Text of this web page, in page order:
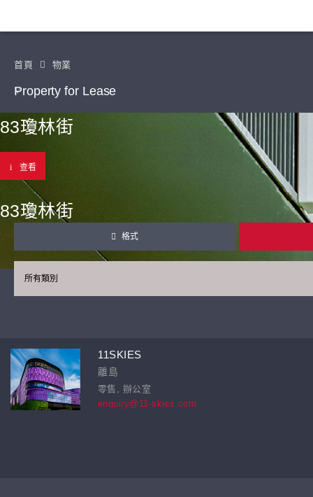
首頁 物業
Property for Lease
83瓊林街
查看
83瓊林街
格式
所有類別
11SKIES
離島
零售, 辦公室
enquiry@11-skies.com